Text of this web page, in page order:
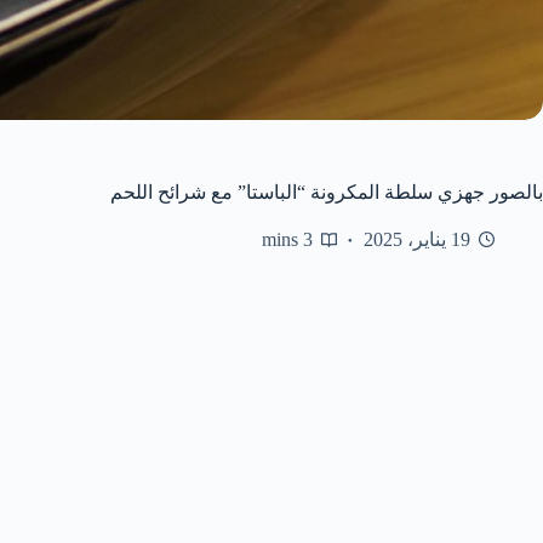
بالصور جهزي سلطة المكرونة “الباستا” مع شرائح اللحم
19 يناير، 2025 3 mins